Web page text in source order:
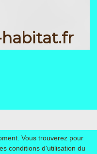
Vous trouverez pour
conditions d'utilisation du